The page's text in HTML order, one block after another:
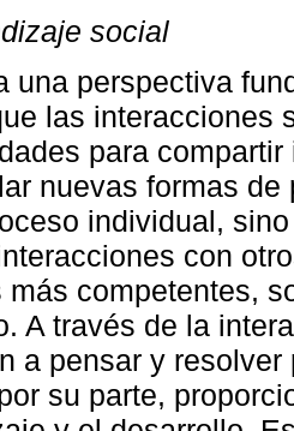
social
una perspectiva
las interacciones
para
nuevas formas
individual,
con
más competentes,
A través de la
a pensar y
su parte,